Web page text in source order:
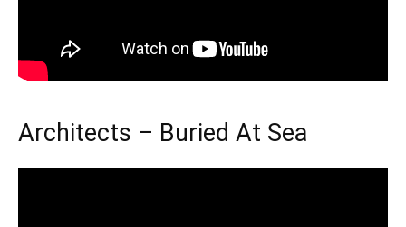
Architects – Buried At Sea